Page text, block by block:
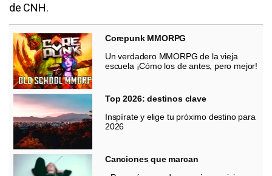
de CNH.
Corepunk MMORPG
Un verdadero MMORPG de la vieja
escuela ¡Cómo los de antes, pero mejor!
Top 2026: destinos clave
Inspírate y elige tu próximo destino para
2026
Canciones que marcan